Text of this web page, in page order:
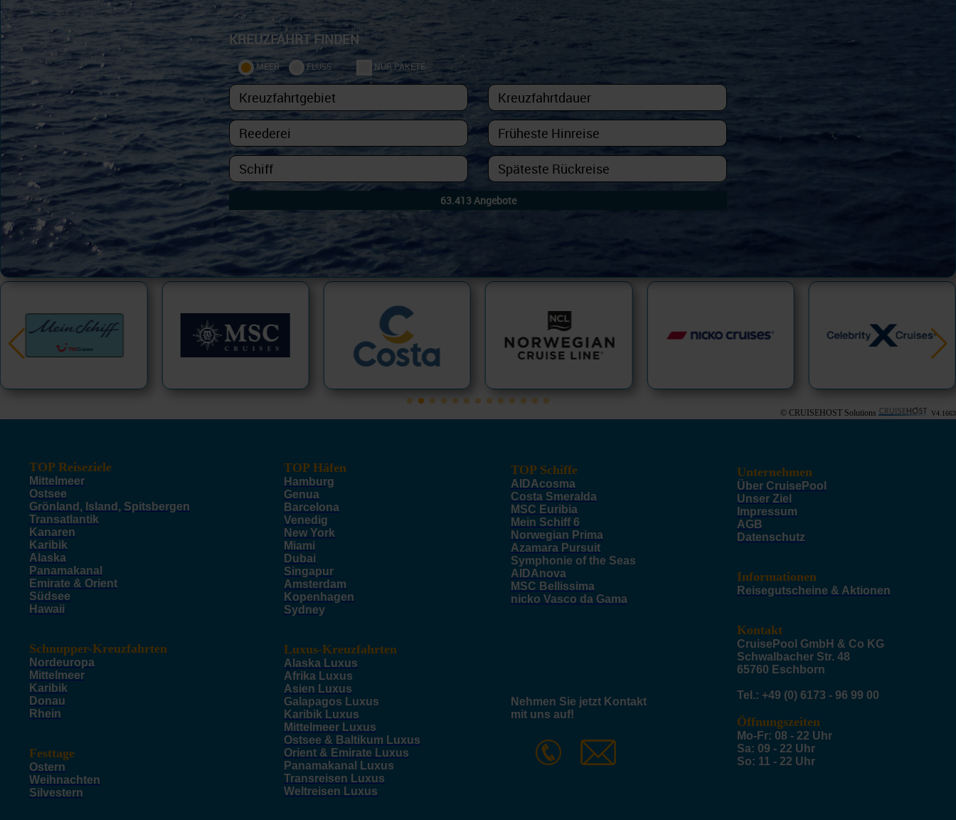
KREUZFAHRT FINDEN
MEER FLUSS NUR PAKETE
© CRUISEHOST Solutions V4.1663
TOP Reiseziele
Mittelmeer
Ostsee
Grönland, Island, Spitsbergen
Transatlantik
Kanaren
Karibik
Alaska
Panamakanal
Emirate & Orient
Südsee
Hawaii
Schnupper-Kreuzfahrten
Nordeuropa
Mittelmeer
Karibik
Donau
Rhein
Festtage
Ostern
Weihnachten
Silvestern
TOP Häfen
Hamburg
Genua
Barcelona
Venedig
New York
Miami
Dubai
Singapur
Amsterdam
Kopenhagen
Sydney
Luxus-Kreuzfahrten
Alaska Luxus
Afrika Luxus
Asien Luxus
Galapagos Luxus
Karibik Luxus
Mittelmeer Luxus
Ostsee & Baltikum Luxus
Orient & Emirate Luxus
Panamakanal Luxus
Transreisen Luxus
Weltreisen Luxus
TOP Schiffe
AIDAcosma
Costa Smeralda
MSC Euribia
Mein Schiff 6
Norwegian Prima
Azamara Pursuit
Symphonie of the Seas
AIDAnova
MSC Bellissima
nicko Vasco da Gama
Nehmen Sie jetzt Kontakt
mit uns auf!
Unternehmen
Über CruisePool
Unser Ziel
Impressum
AGB
Datenschutz
Informationen
Reisegutscheine & Aktionen
Kontakt
CruisePool GmbH & Co KG
Schwalbacher Str. 48
65760 Eschborn
Tel.: +49 (0) 6173 - 96 99 00
Öffnungszeiten
Mo-Fr: 08 - 22 Uhr
Sa: 09 - 22 Uhr
So: 11 - 22 Uhr